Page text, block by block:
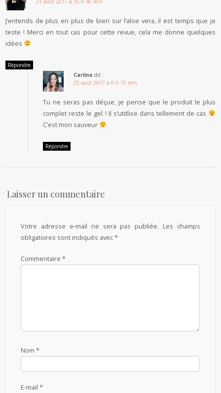
J’entends de plus en plus de bien sur l’aloe vera, il est temps que je
teste ! Merci en tout cas pour cette revue, cela me donne quelques
idées
Répondre
Carline dit :
25 août 2017 à 0 h 15 min
Tu ne seras pas déçue, je pense que le produit le plus
complet reste le gel ! Il s’utitlise dans tellement de cas
C’est mon sauveur
Répondre
Laisser un commentaire
Votre adresse e-mail ne sera pas publiée. Les champs
obligatoires sont indiqués avec*
Commentaire*
Nom*
E-mail*